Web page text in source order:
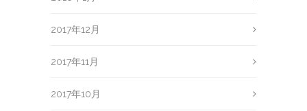
2017年12月
2017年11月
2017年10月